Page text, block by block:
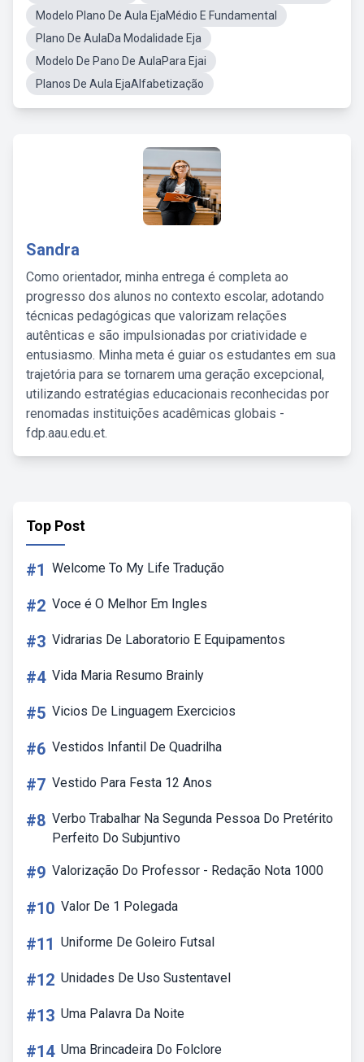
Modelo Plano De Aula EjaMédio E Fundamental
Plano De AulaDa Modalidade Eja
Modelo De Pano De AulaPara Ejai
Planos De Aula EjaAlfabetização
Sandra
Como orientador, minha entrega é completa ao
progresso dos alunos no contexto escolar, adotando
técnicas pedagógicas que valorizam relações
autênticas e são impulsionadas por criatividade e
entusiasmo. Minha meta é guiar os estudantes em sua
trajetória para se tornarem uma geração excepcional,
utilizando estratégias educacionais reconhecidas por
renomadas instituições acadêmicas globais -
fdp.aau.edu.et.
Top Post
#1 Welcome To My Life Tradução
#2 Voce é O Melhor Em Ingles
#3 Vidrarias De Laboratorio E Equipamentos
#4 Vida Maria Resumo Brainly
#5 Vicios De Linguagem Exercicios
#6 Vestidos Infantil De Quadrilha
#7 Vestido Para Festa 12 Anos
#8 Verbo Trabalhar Na Segunda Pessoa Do Pretérito
Perfeito Do Subjuntivo
#9 Valorização Do Professor - Redação Nota 1000
#10 Valor De 1 Polegada
#11 Uniforme De Goleiro Futsal
#12 Unidades De Uso Sustentavel
#13 Uma Palavra Da Noite
#14 Uma Brincadeira Do Folclore